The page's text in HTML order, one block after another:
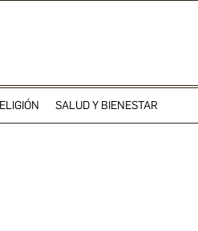
SALUD Y BIENESTAR